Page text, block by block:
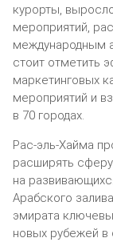
курорты,
мероприятий,
международным
стоит отметить
маркетинговых
мероприятий и
в 70 городах.
Рас-эль-Хайма
расширять сферу
на
Арабского
эмирата
новых рубежей